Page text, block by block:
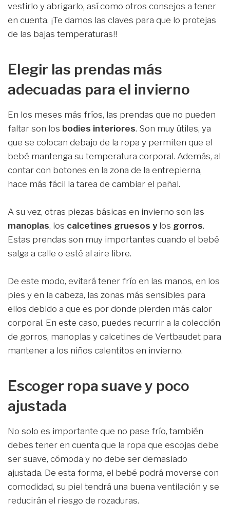
vestirlo y abrigarlo, así como otros consejos a tener
en cuenta. ¡Te damos las claves para que lo protejas
de las bajas temperaturas!!
Elegir las prendas más
adecuadas para el invierno
En los meses más fríos, las prendas que no pueden
faltar son los bodies interiores. Son muy útiles, ya
que se colocan debajo de la ropa y permiten que el
bebé mantenga su temperatura corporal. Además, al
contar con botones en la zona de la entrepierna,
hace más fácil la tarea de cambiar el pañal.
A su vez, otras piezas básicas en invierno son las
manoplas, los calcetines gruesos ylos gorros.
Estas prendas son muy importantes cuando el bebé
salga a calle o esté al aire libre.
De este modo, evitará tener frío en las manos, en los
pies y en la cabeza, las zonas más sensibles para
ellos debido a que es por donde pierden más calor
corporal. En este caso, puedes recurrir a la colección
de gorros, manoplas y calcetines de Vertbaudet para
mantener a los niños calentitos en invierno.
Escoger ropa suave y poco
ajustada
No solo es importante que no pase frío, también
debes tener en cuenta que la ropa que escojas debe
ser suave, cómoda y no debe ser demasiado
ajustada. De esta forma, el bebé podrá moverse con
comodidad, su piel tendrá una buena ventilación y se
reducirán el riesgo de rozaduras.